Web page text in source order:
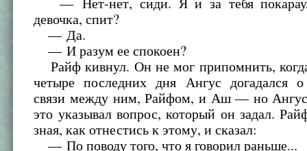
девочка, спит?
— Да.
— И разум ее спокоен?
Райф кивнул. Он не мог припомнить,
четыре последних дня Ангус догадался о
связи между ним, Райфом, и Аш — но Ангус
это указывал вопрос, который он задал.
зная, как отнестись к этому, и сказал:
— По поводу того, что я говорил раньше...